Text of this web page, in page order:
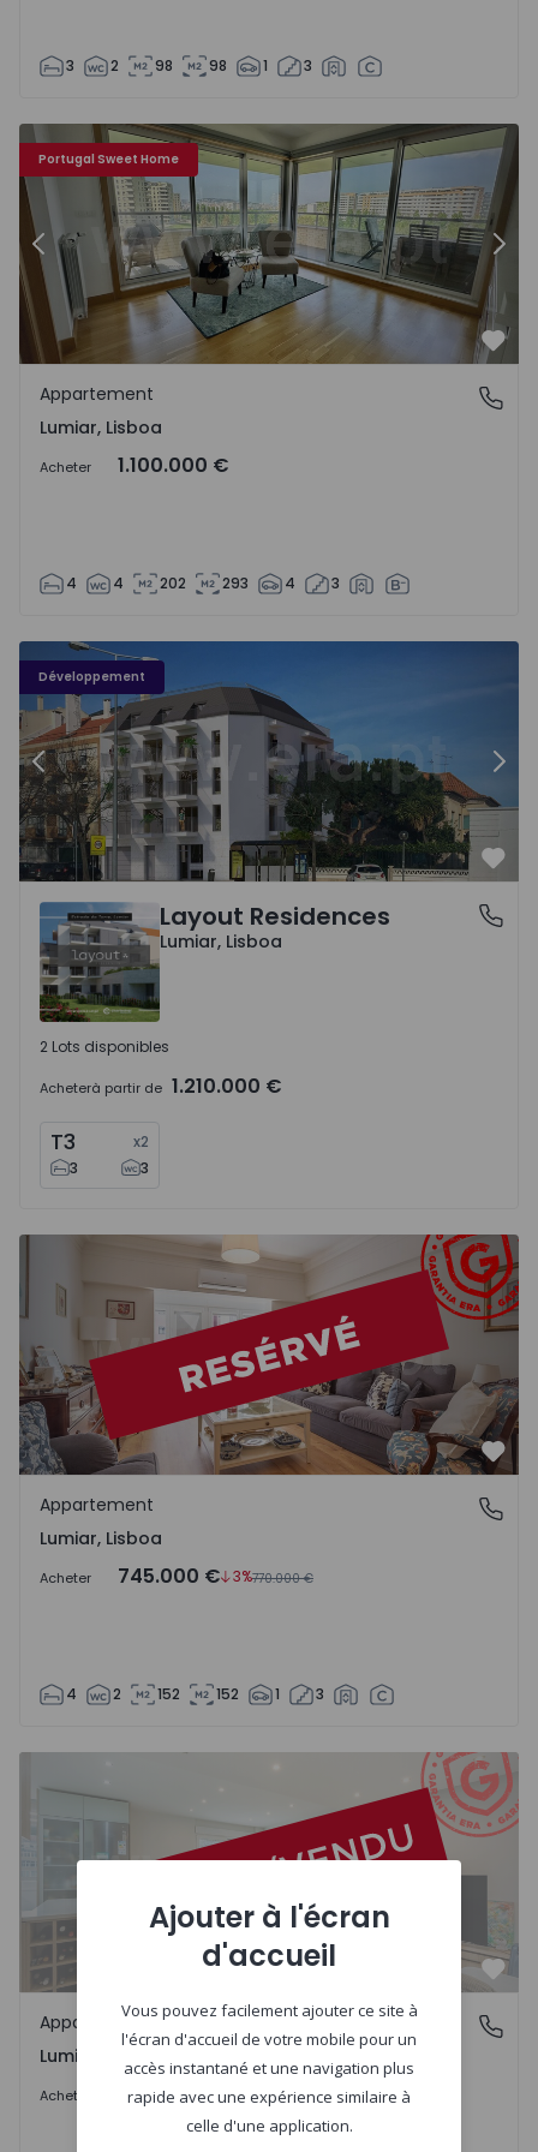
3 2 98 98 1 3
Portugal Sweet Home
Appartement T4 com Luxe Lisboa, Lumiar - 1547967 - 15
Précédent
Lumiar, Lisboa
Appartement
Lumiar, Lisboa
Acheter 1.100.000 €
4 4 202 293 4 3
Développement
Appartement T3 Lisboa, Lumiar - 1544319 - 1
Précédent
Lumiar, LisboaLayout Residences
Lumiar, Lisboa
2 Lots disponibles
Acheterà partir de 1.210.000 €
T3 x2
3
3
Appartement T4 Lisboa, Lumiar - 1545137 - 21
Lumiar, Lisboa
Appartement
Lumiar, Lisboa
Acheter 745.000 € 3%770.000 €
4 2 152 152 1 3
Appartement T2 Lisboa, Lumiar - 1536040 - 18
Lumiar, Lisboa
Appartement
Lumiar, Lisboa
Acheter En consultation
Ajouter à l'écran
d'accueil
Vous pouvez facilement ajouter ce site à
l'écran d'accueil de votre mobile pour un
accès instantané et une navigation plus
rapide avec une expérience similaire à
celle d'une application.